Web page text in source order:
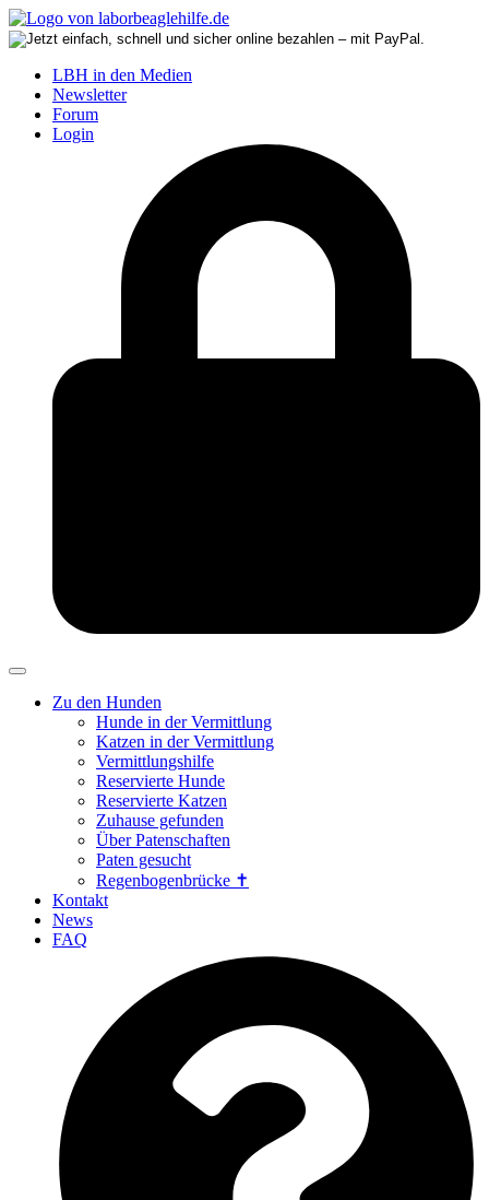
LBH in den Medien
Newsletter
Forum
Login
Zu den Hunden
Hunde in der Vermittlung
Katzen in der Vermittlung
Vermittlungshilfe
Reservierte Hunde
Reservierte Katzen
Zuhause gefunden
Über Patenschaften
Paten gesucht
Regenbogenbrücke ✝
Kontakt
News
FAQ